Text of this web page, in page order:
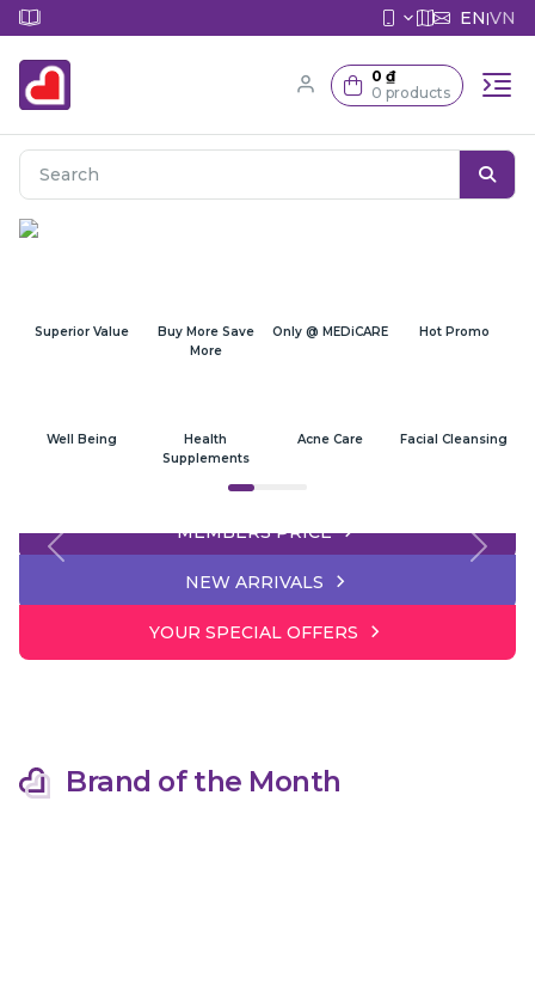
EN|VN
0 ₫
0 products
Superior Value
Buy More Save
More
Only @ MEDiCARE Hot Promo
Well Being
Health
Supplements
Acne Care Facial Cleansing
MEMBERS PRICE
Previous
Next
NEW ARRIVALS
YOUR SPECIAL OFFERS
Brand of the Month